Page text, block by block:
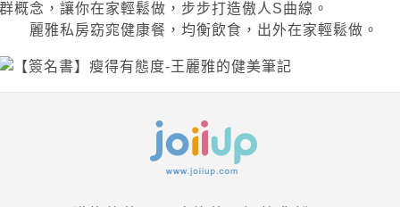
群概念，讓你在家輕鬆做，步步打造傲人S曲線。
麗雅私房窈窕健康餐，均衡飲食，出外在家輕鬆做。